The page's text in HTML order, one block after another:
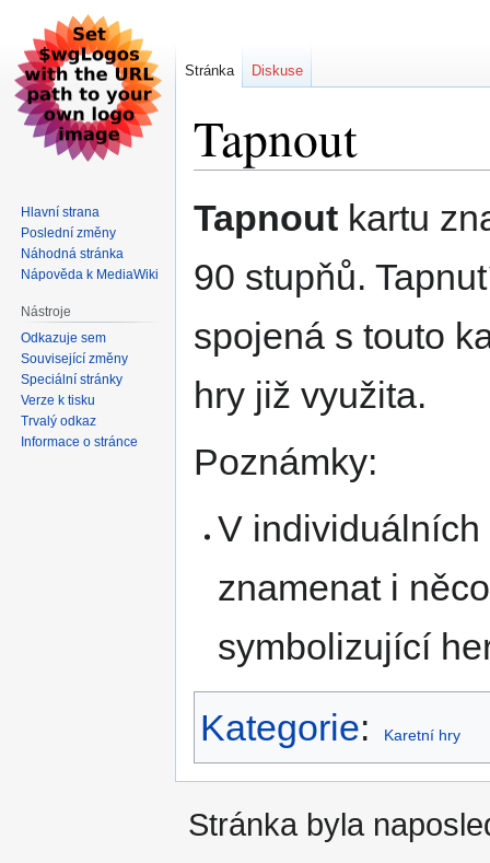
Tapnout
Tapnout kartu
90 stupňů.
spojená s touto
hry již využita.
Poznámky:
V
znamenat i
symbolizující
Kategorie: Karetní hry
Stránka Diskuse
Hlavní strana
Poslední změny
Náhodná stránka
Nápověda k MediaWiki
Nástroje
Odkazuje sem
Související změny
Speciální stránky
Verze k tisku
Trvalý odkaz
Informace o stránce
Stránka byla